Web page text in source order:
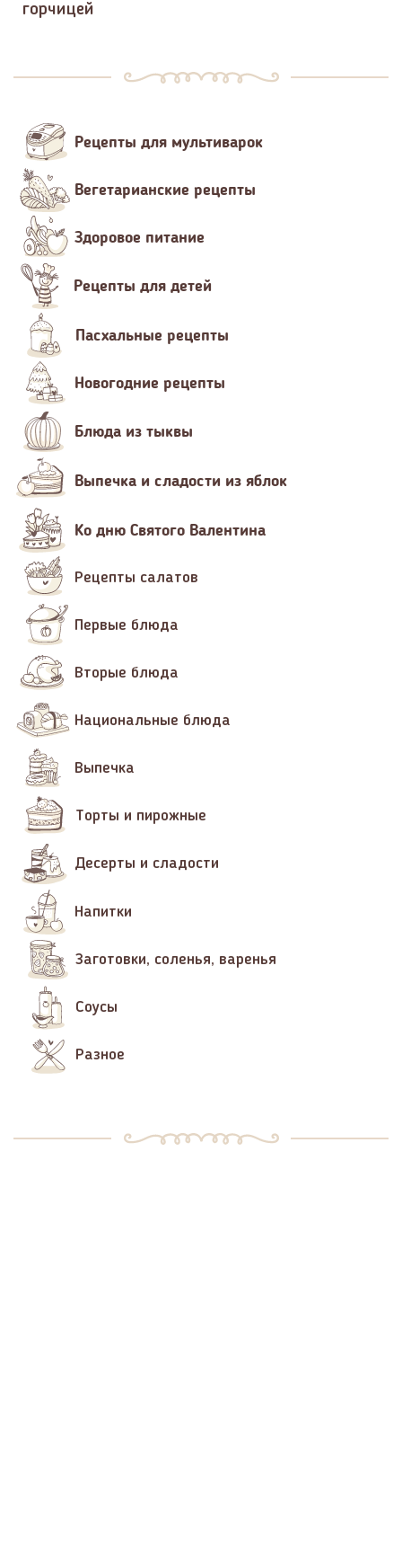
горчицей
Рецепты для мультиварок
Вегетарианские рецепты
Здоровое питание
Рецепты для детей
Пасхальные рецепты
Новогодние рецепты
Блюда из тыквы
Выпечка и сладости из яблок
Ко дню Святого Валентина
Рецепты салатов
Первые блюда
Вторые блюда
Национальные блюда
Выпечка
Торты и пирожные
Десерты и сладости
Напитки
Заготовки, соленья, варенья
Соусы
Разное